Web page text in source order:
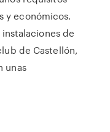
y económicos.
de
de Castellón,
unas